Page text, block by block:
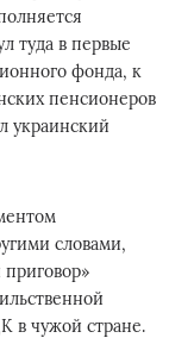
туда в первые
фонда, к
пенсионеров
украинский
словами,
в чужой стране.